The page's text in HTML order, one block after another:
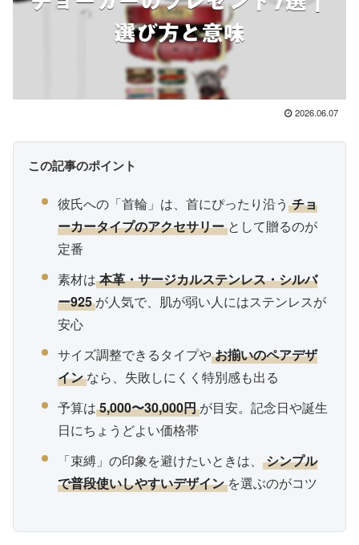
2026.06.07
この記事のポイント
彼氏への「首輪」は、首にぴったり沿うチョ
ーカータイプのアクセサリー として贈るのが
定番
素材は本革・サージカルステンレス・シルバ
ー925 が人気で、肌が弱い人にはステンレスが
安心
サイズ調整できるタイプやお揃いのペアデザ
イン なら、失敗しにくく特別感も出る
予算は5,000〜30,000円 が目安。記念日や誕生
日にちょうどよい価格帯
「束縛」の印象を避けたいときは、シンプル
で普段使いしやすいデザイン を選ぶのがコツ